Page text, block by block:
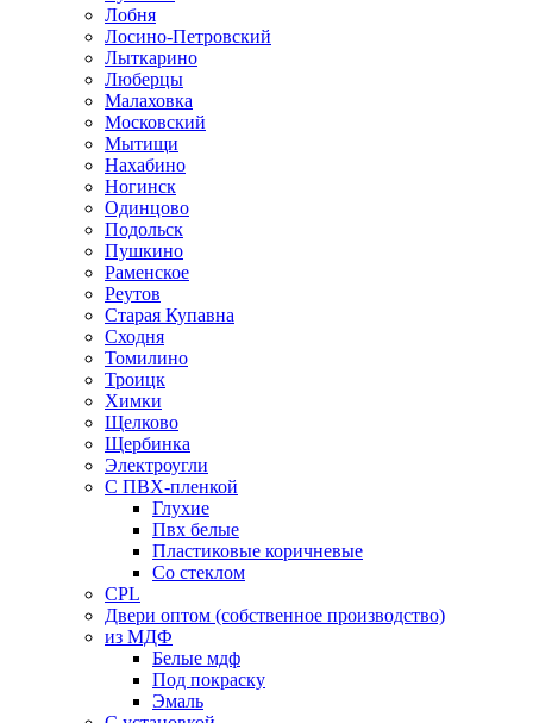
Лобня
Лосино-Петровский
Лыткарино
Люберцы
Малаховка
Московский
Мытищи
Нахабино
Ногинск
Одинцово
Подольск
Пушкино
Раменское
Реутов
Старая Купавна
Сходня
Томилино
Троицк
Химки
Щелково
Щербинка
Электроугли
C ПВХ-пленкой
Глухие
Пвх белые
Пластиковые коричневые
Со стеклом
CPL
Двери оптом (собственное производство)
из МДФ
Белые мдф
Под покраску
Эмаль